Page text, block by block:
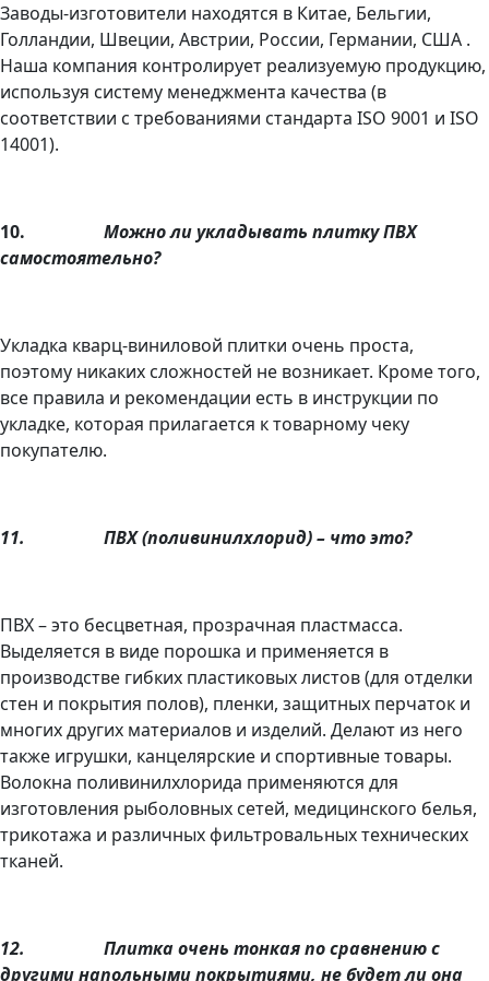
Заводы-изготовители находятся в Китае, Бельгии,
Голландии, Швеции, Австрии, России, Германии, США .
Наша компания контролирует реализуемую продукцию,
используя систему менеджмента качества (в
соответствии с требованиями стандарта ISO 9001 и ISO
14001).
10. Можно ли укладывать плитку ПВХ
самостоятельно?
Укладка кварц-виниловой плитки очень проста,
поэтому никаких сложностей не возникает. Кроме того,
все правила и рекомендации есть в инструкции по
укладке, которая прилагается к товарному чеку
покупателю.
11. ПВХ (поливинилхлорид) – что это?
ПВХ – это бесцветная, прозрачная пластмасса.
Выделяется в виде порошка и применяется в
производстве гибких пластиковых листов (для отделки
стен и покрытия полов), пленки, защитных перчаток и
многих других материалов и изделий. Делают из него
также игрушки, канцелярские и спортивные товары.
Волокна поливинилхлорида применяются для
изготовления рыболовных сетей, медицинского белья,
трикотажа и различных фильтровальных технических
тканей.
12. Плитка очень тонкая по сравнению с
другими напольными покрытиями, не будет ли она